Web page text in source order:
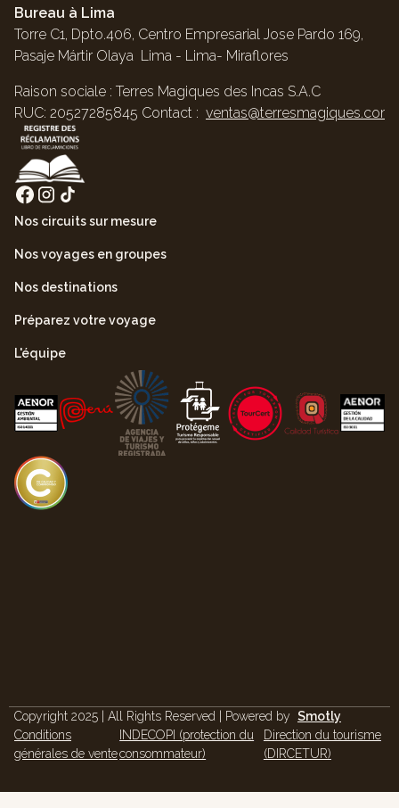
Bureau à Lima
Torre C1, Dpto.406, Centro Empresarial Jose Pardo 169,
Pasaje Mártir Olaya Lima - Lima- Miraflores
Raison sociale : Terres Magiques des Incas S.A.C
RUC: 20527285845 Contact : ventas@terresmagiques.com
Nos circuits sur mesure
Nos voyages en groupes
Nos destinations
Préparez votre voyage
L'équipe
Copyright 2025 | All Rights Reserved | Powered by Smotly
Conditions
générales de vente
INDECOPI (protection du
consommateur)
Direction du tourisme
(DIRCETUR)